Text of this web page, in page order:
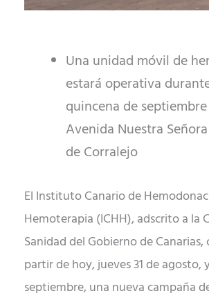
Una unidad móvil de
estará operativa
quincena de
Avenida Nuestra
de Corralejo
El Instituto Canario de
Hemoterapia (ICHH), adscrito a la
Sanidad del Gobierno de Canarias,
partir de hoy, jueves 31 de agosto,
septiembre, una nueva campaña